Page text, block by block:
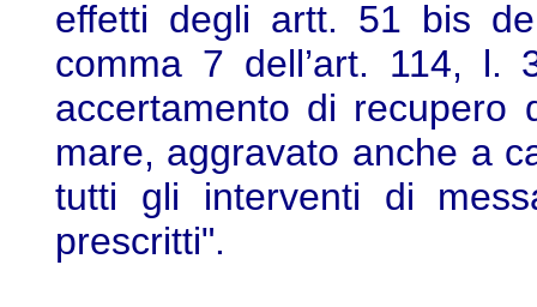
effetti degli artt. 51 bis
comma 7 dell’art. 114, l.
accertamento di recupero
mare, aggravato anche a
tutti gli interventi di
prescritti".